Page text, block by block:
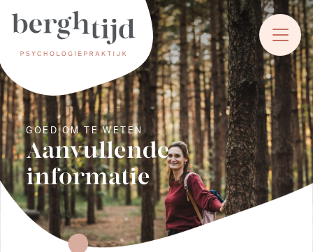
GOED OM TE WETEN
Aanvullende
informatie